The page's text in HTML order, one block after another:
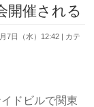
開催される
7日（水）12:42
カテ
ドビルで関東